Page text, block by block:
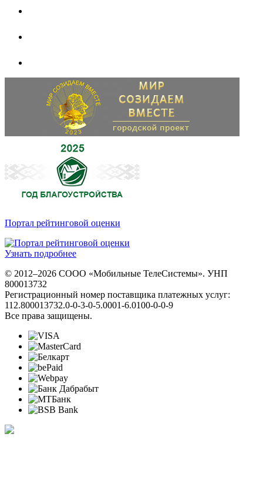
Портал рейтинговой оценки
Узнать подробнее
© 2012–2026 СООО «Мобильные ТелеСистемы». УНП
800013732
Регистрационный номер поставщика платежных услуг:
112.800013732.0-0-3-0-5.0001-6.0100-0-0-9
Все права защищены.